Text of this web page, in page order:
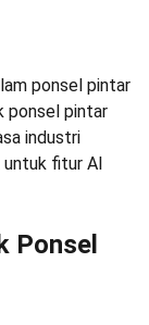
ponsel pintar
ponsel pintar
industri
untuk fitur AI
Ponsel